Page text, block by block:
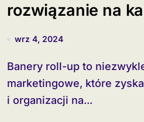
rozwiązanie na
wrz 4, 2024
Banery roll-up to niezwykle popularne narzędzie
marketingowe, które
i organizacji na...